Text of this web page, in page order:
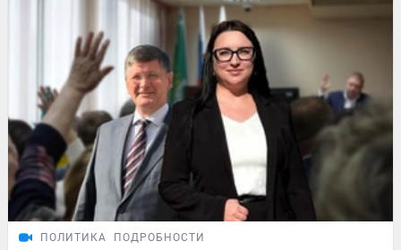
ПОЛИТИКА ПОДРОБНОСТИ